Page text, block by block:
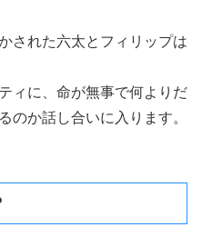
された六太とフィリップは
ィに、命が無事で何よりだ
のか話し合いに入ります。